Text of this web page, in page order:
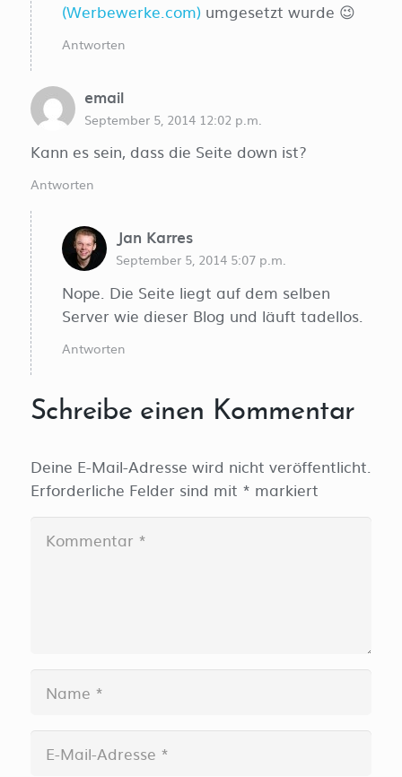
(Werbewerke.com) umgesetzt wurde 😉
Antworten
email
September 5, 2014 12:02 p.m.
Kann es sein, dass die Seite down ist?
Antworten
Jan Karres
September 5, 2014 5:07 p.m.
Nope. Die Seite liegt auf dem selben
Server wie dieser Blog und läuft tadellos.
Antworten
Schreibe einen Kommentar
Deine E-Mail-Adresse wird nicht veröffentlicht.
Erforderliche Felder sind mit * markiert